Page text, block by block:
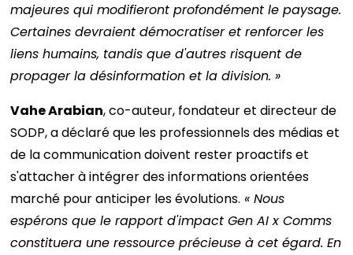
majeures qui modifieront profondément le paysage.
Certaines devraient démocratiser et renforcer les
liens humains, tandis que d'autres risquent de
propager la désinformation et la division. »
Vahe Arabian, co-auteur, fondateur et directeur de
SODP, a déclaré que les professionnels des médias et
de la communication doivent rester proactifs et
s'attacher à intégrer des informations orientées
marché pour anticiper les évolutions. « Nous
espérons que le rapport d'impact Gen AI x Comms
constituera une ressource précieuse à cet égard. En